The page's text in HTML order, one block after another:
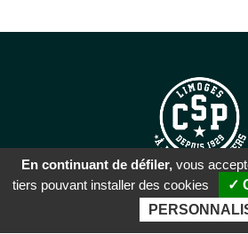
SIÈGE SOCIAL
51 rue
En continuant de défiler, vous
tiers pouvant installer des cookies
✓